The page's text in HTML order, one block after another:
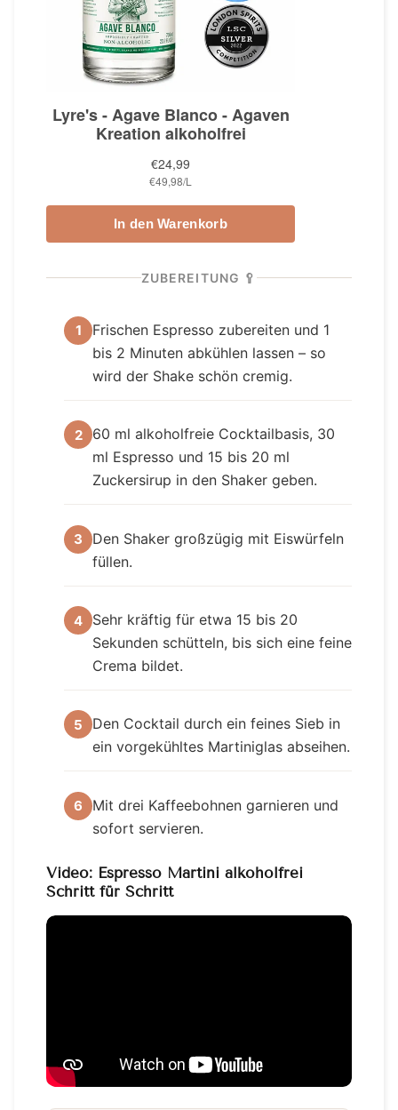
ZUBEREITUNG 🥄
1
Frischen Espresso zubereiten und 1
bis 2 Minuten abkühlen lassen – so
wird der Shake schön cremig.
2
60 ml alkoholfreie Cocktailbasis, 30
ml Espresso und 15 bis 20 ml
Zuckersirup in den Shaker geben.
3
Den Shaker großzügig mit Eiswürfeln
füllen.
4
Sehr kräftig für etwa 15 bis 20
Sekunden schütteln, bis sich eine feine
Crema bildet.
5
Den Cocktail durch ein feines Sieb in
ein vorgekühltes Martiniglas abseihen.
6
Mit drei Kaffeebohnen garnieren und
sofort servieren.
Video: Espresso Martini alkoholfrei
Schritt für Schritt